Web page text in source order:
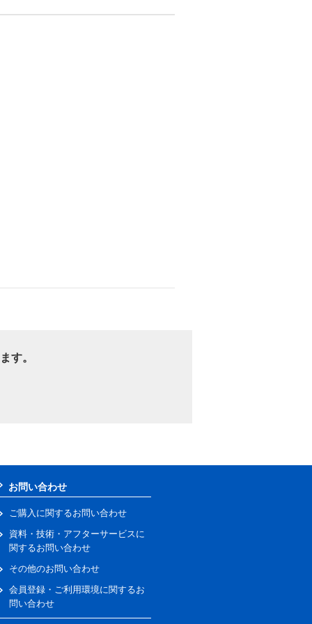
す。
お問い合わせ
ご購入に関するお問い合わせ
資料・技術・アフターサービスに
関するお問い合わせ
その他のお問い合わせ
会員登録・ご利用環境に関するお
問い合わせ